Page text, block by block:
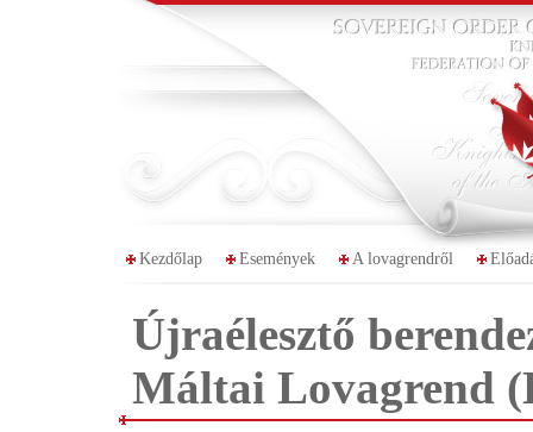
Kezdőlap Események A lovagrendről
Újraélesztő
Máltai Lovagrend